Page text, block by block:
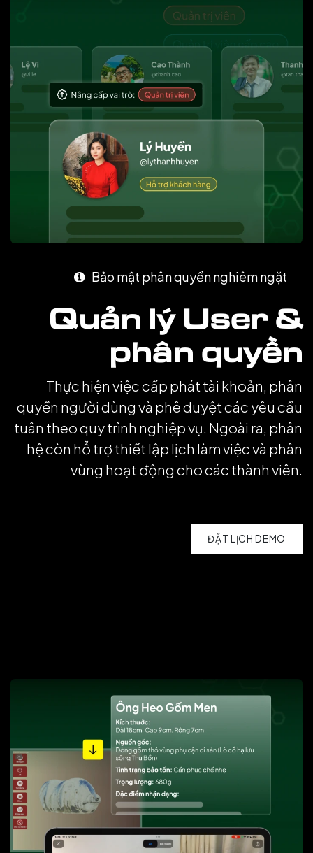
Bảo mật phân quyền nghiêm ngặt
Quản lý User &
phân quyền
Thực hiện việc cấp phát tài khoản, phân
quyền người dùng và phê duyệt các yêu cầu
tuân theo quy trình nghiệp vụ. Ngoài ra, phân
hệ còn hỗ trợ thiết lập lịch làm việc và phân
vùng hoạt động cho các thành viên.
ĐẶT LỊCH DEMO